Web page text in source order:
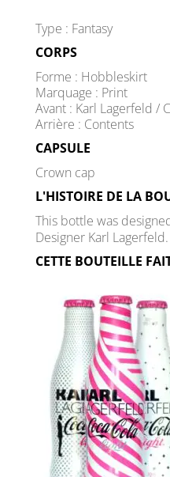
Type : Fantasy
CORPS
Forme : Hobbleskirt
Marquage : Print
Avant : Karl Lagerfeld /
Arrière : Contents
CAPSULE
Crown cap
L'HISTOIRE DE LA
This bottle was
Designer Karl
CETTE BOUTEILLE